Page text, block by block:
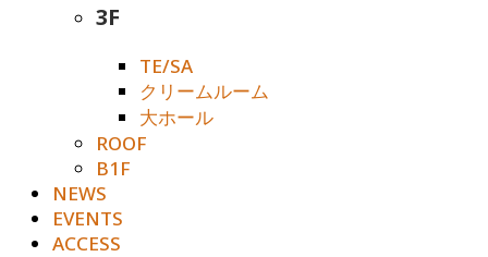
3F
TE/SA
クリームルーム
大ホール
ROOF
B1F
NEWS
EVENTS
ACCESS